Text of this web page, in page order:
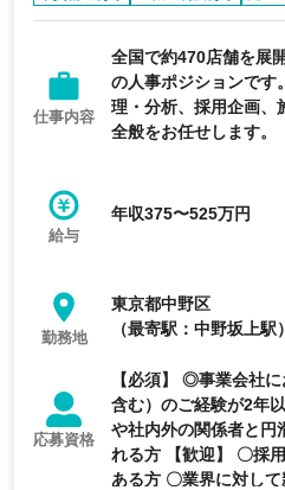
年間休日120日以上
上場企業
仕事内容
全国で約470店舗を展
の人事ポジションです
理・分析、採用企画、
全般をお任せします。
給与
年収375〜525万円
勤務地
東京都中野区
（最寄駅：中野坂上駅）
応募資格
【必須】 ◎事業会社
含む）のご経験が2年
や社内外の関係者と円
れる方 【歓迎】 〇採用施策の企画/運営のご経験が
ある方 〇業界に対し